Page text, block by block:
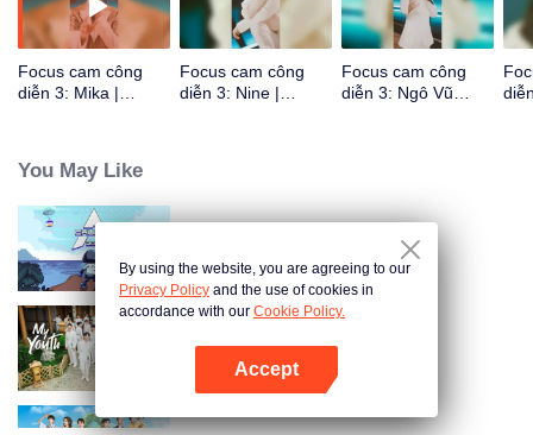
Focus cam công
diễn 3: Mika |
Focus cam công
diễn 3: Nine |
Focus cam công
diễn 3: Ngô Vũ
You May Like
My Youth
By using the website, you are agreeing to our
Privacy Policy and the use of cookies in
accordance with our Cookie Policy.
Accept